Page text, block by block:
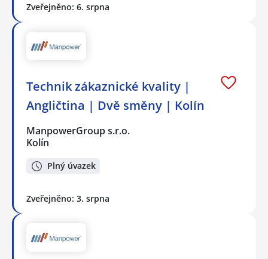
Zveřejněno: 6. srpna
Technik zákaznické kvality |
Angličtina | Dvě směny | Kolín
ManpowerGroup s.r.o.
Kolín
Plný úvazek
Zveřejněno: 3. srpna